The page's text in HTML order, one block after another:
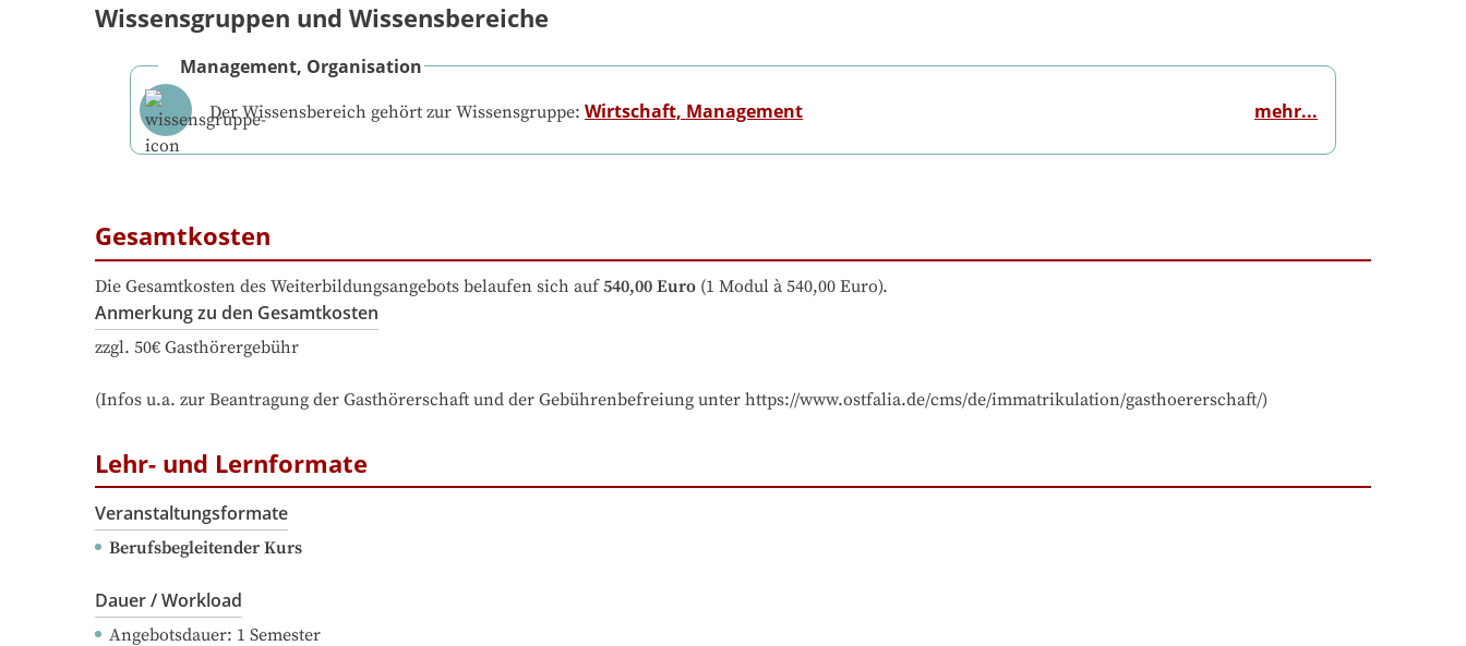
Wissensgruppen und Wissensbereiche
Management, Organisation
Der Wissensbereich gehört zur Wissensgruppe: Wirtschaft, Management mehr...
Gesamtkosten
Die Gesamtkosten des Weiterbildungsangebots belaufen sich auf 540,00 Euro (1 Modul à 540,00 Euro).
Anmerkung zu den Gesamtkosten
zzgl. 50€ Gasthörergebühr
(Infos u.a. zur Beantragung der Gasthörerschaft und der Gebührenbefreiung unter https://www.ostfalia.de/cms/de/immatrikulation/gasthoererschaft/)
Lehr- und Lernformate
Veranstaltungsformate
Berufsbegleitender Kurs
Dauer / Workload
Angebotsdauer: 1 Semester